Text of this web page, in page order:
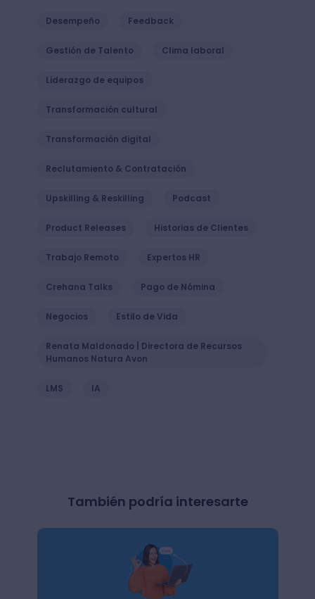
Desempeño Feedback
Gestión de Talento Clima laboral
Liderazgo de equipos
Transformación cultural
Transformación digital
Reclutamiento & Contratación
Upskilling & Reskilling Podcast
Product Releases Historias de Clientes
Trabajo Remoto Expertos HR
Crehana Talks Pago de Nómina
Negocios Estilo de Vida
Renata Maldonado | Directora de Recursos
Humanos Natura Avon
LMS IA
También podría interesarte